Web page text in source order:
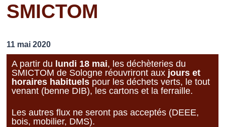
Vie pratique
SMICTOM
11 mai 2020
A partir du lundi 18 mai, les déchèteries du
SMICTOM de Sologne réouvriront aux jours et
horaires habituels pour les déchets verts, le tout
venant (benne DIB), les cartons et la ferraille.
Les autres flux ne seront pas acceptés (DEEE,
bois, mobilier, DMS).